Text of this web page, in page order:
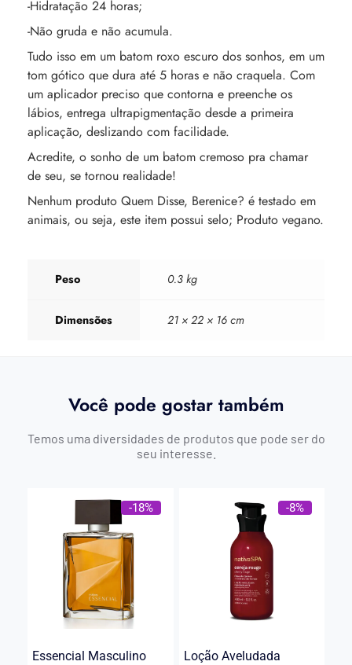
-Hidratação 24 horas;
-Não gruda e não acumula.
Tudo isso em um batom roxo escuro dos sonhos, em um
tom gótico que dura até 5 horas e não craquela. Com
um aplicador preciso que contorna e preenche os
lábios, entrega ultrapigmentação desde a primeira
aplicação, deslizando com facilidade.
Acredite, o sonho de um batom cremoso pra chamar
de seu, se tornou realidade!
Nenhum produto Quem Disse, Berenice? é testado em
animais, ou seja, este item possui selo; Produto vegano.
Peso 0.3 kg
Dimensões 21 × 22 × 16 cm
Você pode gostar também
Temos uma diversidades de produtos que pode ser do
seu interesse.
-18%
Essencial Masculino
-8%
Loção Aveludada